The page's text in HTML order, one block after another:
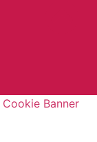
Banner